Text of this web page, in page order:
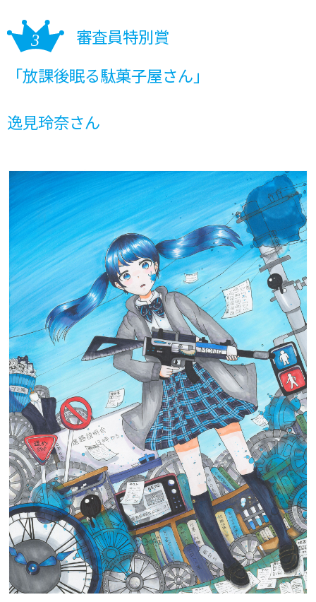
審査員特別賞
「放課後眠る駄菓子屋さん」
逸見玲奈さん